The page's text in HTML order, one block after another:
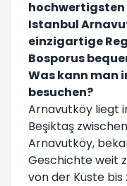
Istanbul
einzigartige
Bosporus
Was kann man
besuchen?
Arnavutköy liegt
Beşiktaş
Arnavutköy,
Geschichte weit
von der Küste bis